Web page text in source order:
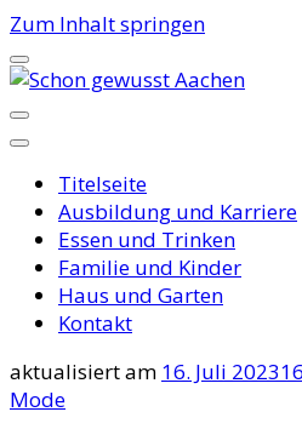
Zum Inhalt springen
Schon gewusst
Titelseite
Ausbildung und Karriere
Essen und Trinken
Familie und Kinder
Haus und Garten
Kontakt
aktualisiert am 16. Juli 2023
Mode